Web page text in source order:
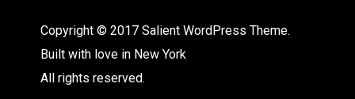
Copyright © 2017 Salient WordPress Theme.
Built with love in New York
All rights reserved.